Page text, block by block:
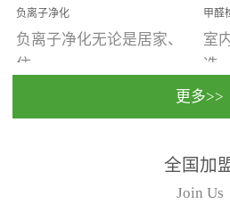
负离子净化
负离子净化无论是居家、
住...
动，人类长时间停留的室
内空间都有整体消毒的需
甲醛
室
选...
行
法
更多>>
全国加
Join Us